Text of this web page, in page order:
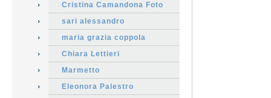
Cristina Camandona Foto
sari alessandro
maria grazia coppola
Chiara Lettieri
Marmetto
Eleonora Palestro